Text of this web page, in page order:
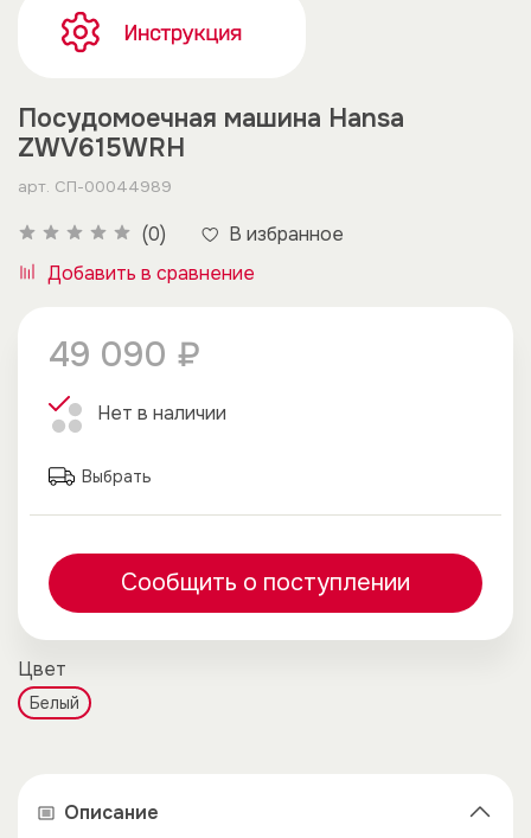
Посудомоечная машина Hansa
ZWV615WRH
арт. СП-00044989
(0)
В избранное
Добавить в сравнение
49 090 ₽
Нет в наличии
Выбрать
Сообщить о поступлении
Цвет
Белый
Описание